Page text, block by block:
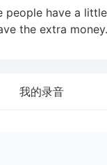
people have a
the extra
我的录音